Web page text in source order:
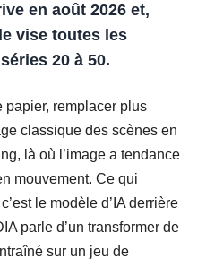
en août 2026 et,
vise toutes les
20 à 50.
papier, remplacer plus
classique des scènes en
là où l’image a tendance
mouvement. Ce qui
le modèle d’IA derrière
parle d’un transformer de
sur un jeu de